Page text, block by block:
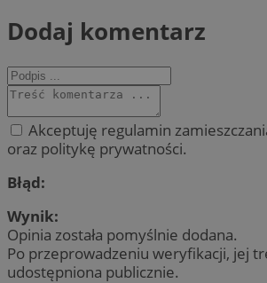
Dodaj komentarz
Akceptuję regulamin
oraz politykę prywatności.
Błąd:
Wynik:
Opinia została pomyślnie dodana.
Po przeprowadzeniu weryfikacji, jej
udostępniona publicznie.